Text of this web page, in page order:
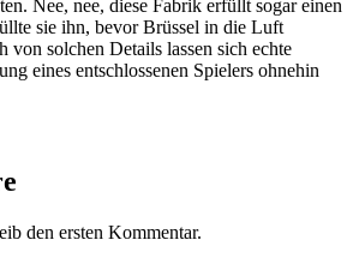
Nee, nee, diese Fabrik erfüllt sogar einen
sie ihn, bevor Brüssel in die Luft
von solchen Details lassen sich echte
eines entschlossenen Spielers ohnehin
den ersten Kommentar.